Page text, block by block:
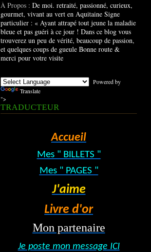
À Propos : De moi. retraité, passionné, curieux,
gourmet, vivant au vert en Aquitaine Signe
particulier : « Ayant attrapé tout jeune la maladie
bleue et pas guéri à ce jour ! Dans ce blog vous
trouverez un peu de vérité, beaucoup de passion,
et quelques coups de gueule Bonne route &
merci pour votre visite
Powered by
Translate
">
TRADUCTEUR
Accueil
Mes " BILLETS "
Mes " PAGES "
J'aime
Livre d'or
Mon partenaire
Je poste mon message ICI